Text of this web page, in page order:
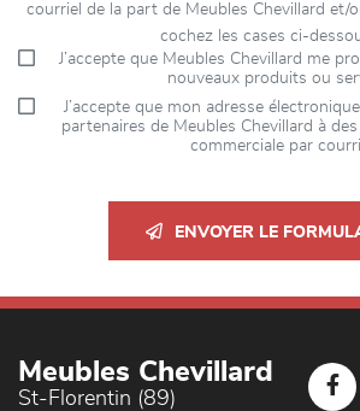
courriel de la part de Meubles Chevillard et/
cochez les cases ci-
J’accepte que Meubles Chevillard me
nouveaux produits ou
J’accepte que mon adresse
partenaires de Meubles Chevillard à
commerciale par
ENVOYER LE
Meubles Chevillard
St-Florentin (89)